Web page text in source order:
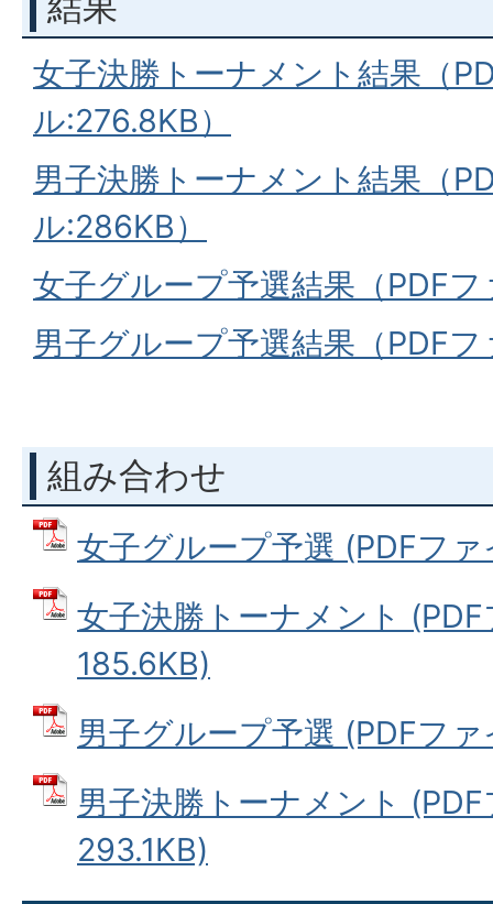
女子決勝トーナメント結果（
ル:276.8KB）
男子決勝トーナメント結果（
ル:286KB）
女子グループ予選結果（PDF
男子グループ予選結果（PDFフ
組み合わせ
女子グループ予選 (PDFフ
女子決勝トーナメント
185.6KB)
男子グループ予選 (PDFフ
男子決勝トーナメント
293.1KB)